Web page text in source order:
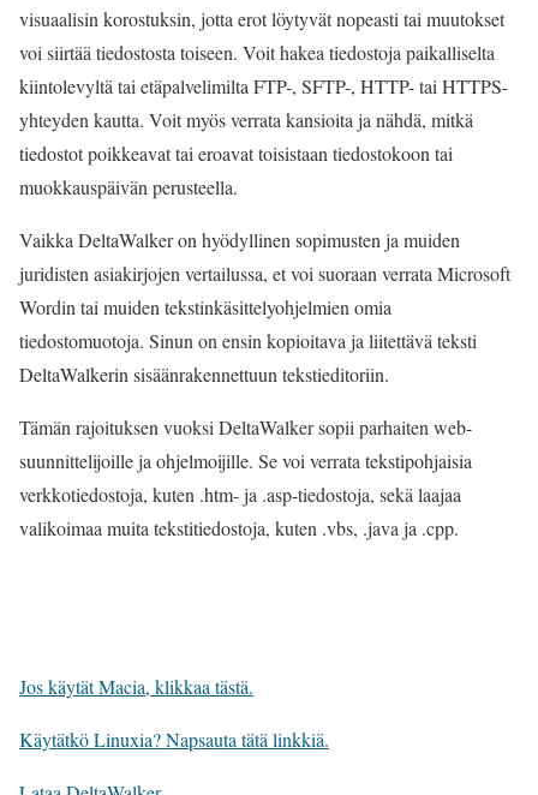
visuaalisin korostuksin, jotta erot löytyvät nopeasti tai muutokset
voi siirtää tiedostosta toiseen. Voit hakea tiedostoja paikalliselta
kiintolevyltä tai etäpalvelimilta FTP-, SFTP-, HTTP- tai HTTPS-
yhteyden kautta. Voit myös verrata kansioita ja nähdä, mitkä
tiedostot poikkeavat tai eroavat toisistaan tiedostokoon tai
muokkauspäivän perusteella.
Vaikka DeltaWalker on hyödyllinen sopimusten ja muiden
juridisten asiakirjojen vertailussa, et voi suoraan verrata Microsoft
Wordin tai muiden tekstinkäsittelyohjelmien omia
tiedostomuotoja. Sinun on ensin kopioitava ja liitettävä teksti
DeltaWalkerin sisäänrakennettuun tekstieditoriin.
Tämän rajoituksen vuoksi DeltaWalker sopii parhaiten web-
suunnittelijoille ja ohjelmoijille. Se voi verrata tekstipohjaisia
verkkotiedostoja, kuten .htm- ja .asp-tiedostoja, sekä laajaa
valikoimaa muita tekstitiedostoja, kuten .vbs, .java ja .cpp.
Jos käytät Macia, klikkaa tästä.
Käytätkö Linuxia? Napsauta tätä linkkiä.